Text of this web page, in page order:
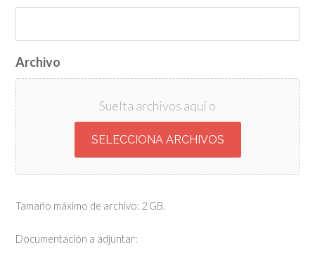
Archivo
Suelta archivos aquí o
SELECCIONA ARCHIVOS
Tamaño máximo de archivo: 2 GB.
Documentación a adjuntar: